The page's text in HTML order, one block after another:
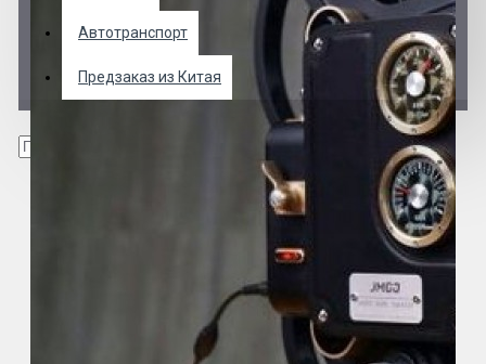
Автотранспорт
Предзаказ из Китая